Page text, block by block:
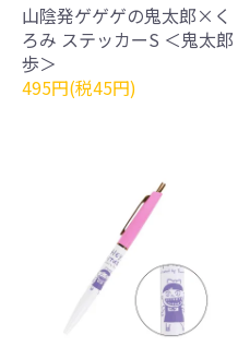
山陰発ゲゲゲの鬼太郎×く
ろみ ステッカーS ＜鬼太郎
歩＞
495円(税45円)